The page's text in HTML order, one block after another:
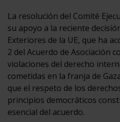
La resolución del Comité
su apoyo a la reciente
Exteriores de la UE, que ha
2 del Acuerdo de Asociación
violaciones del derecho
cometidas en la franja de
que el respeto de los
principios democráticos
esencial del acuerdo.